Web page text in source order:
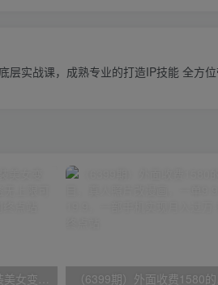
底层实战课，成熟专业的打造IP技能 全方
（6387期）小红书泳装美女变现，免费提供素材，收益无上限可矩阵（教程+素材）